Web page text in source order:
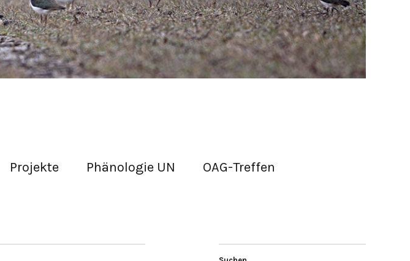
Projekte Phänologie UN OAG-Treffen